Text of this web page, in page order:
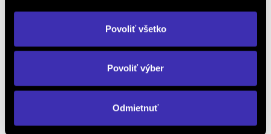
Povoliť všetko
Povoliť výber
Odmietnuť
Mám záujem o videoobhliadku vozidla
Poznámka: